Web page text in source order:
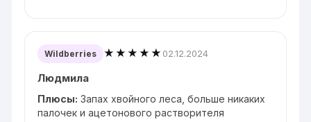
Wildberries ★★★★★ 02.12.2024
Людмила
Плюсы: Запах хвойного леса, больше никаких
палочек и ацетонового растворителя